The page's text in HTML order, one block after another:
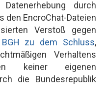
durch
den EncroChat-Dateien
Verstoß gegen
zu dem Schluss,
Verhaltens
keiner eigenen
die Bundesrepublik